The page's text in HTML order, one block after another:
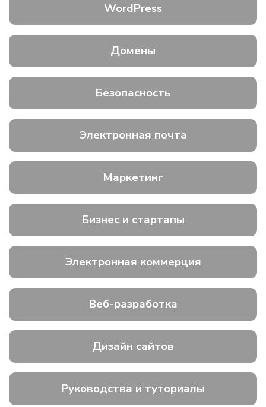
WordPress
Домены
Безопасность
Электронная почта
Маркетинг
Бизнес и стартапы
Электронная коммерция
Веб-разработка
Дизайн сайтов
Руководства и туториалы